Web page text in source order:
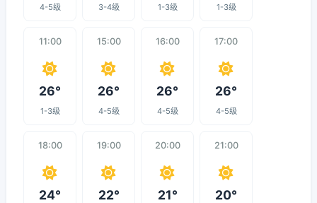
4-5级 3-4级 1-3级 1-3级
11:00
26°
1-3级
15:00
26°
4-5级
16:00
26°
4-5级
17:00
26°
4-5级
18:00
24°
19:00
22°
20:00
21°
21:00
20°